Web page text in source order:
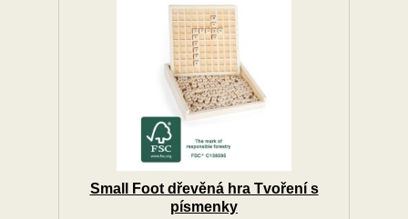
Small Foot dřevěná hra Tvoření s
písmenky